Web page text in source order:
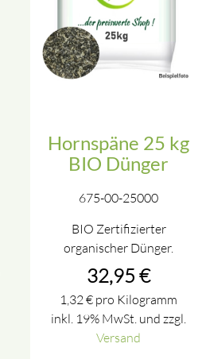
Hornspäne 25 kg
BIO Dünger
675-00-25000
BIO Zertifizierter
organischer Dünger.
32,95€
1,32€ pro Kilogramm
inkl. 19% MwSt. und zzgl.
Versand